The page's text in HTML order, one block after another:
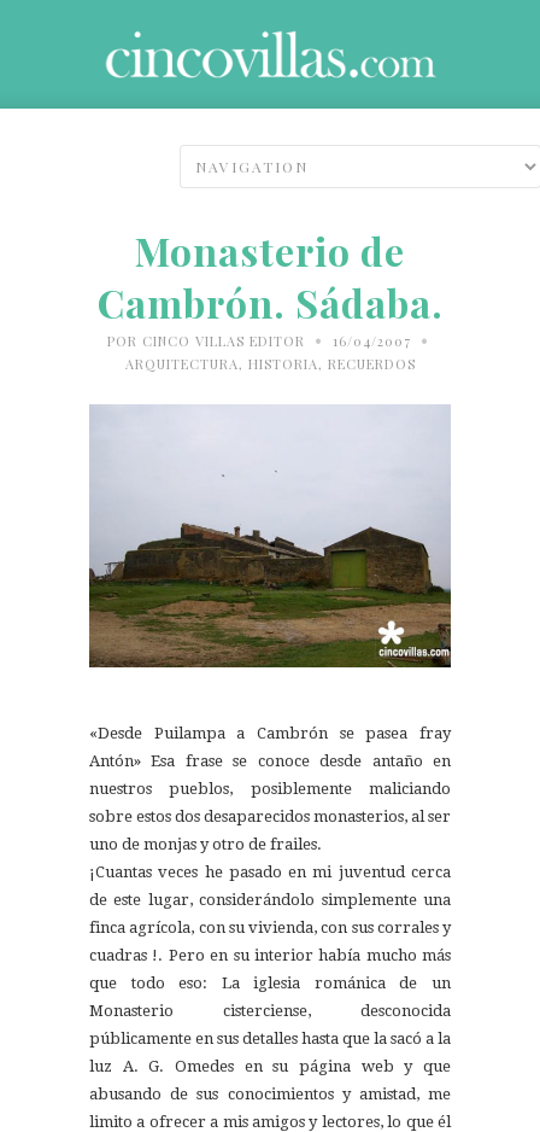
Monasterio de
Cambrón. Sádaba.
POR CINCO VILLAS EDITOR • 16/04/2007 •
ARQUITECTURA , HISTORIA , RECUERDOS
«Desde Puilampa a Cambrón se pasea fray
Antón» Esa frase se conoce desde antaño en
nuestros pueblos, posiblemente maliciando
sobre estos dos desaparecidos monasterios, al ser
uno de monjas y otro de frailes.
¡Cuantas veces he pasado en mi juventud cerca
de este lugar, considerándolo simplemente una
finca agrícola, con su vivienda, con sus corrales y
cuadras !. Pero en su interior había mucho más
que todo eso: La iglesia románica de un
Monasterio cisterciense, desconocida
públicamente en sus detalles hasta que la sacó a la
luz A. G. Omedes en su página web y que
abusando de sus conocimientos y amistad, me
limito a ofrecer a mis amigos y lectores, lo que él